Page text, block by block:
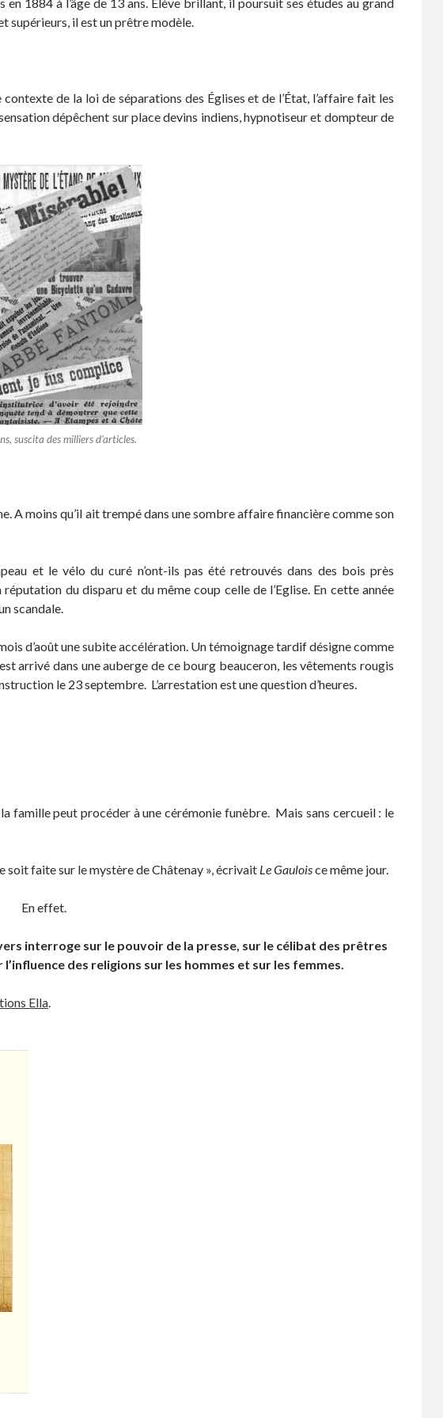
supérieurs, il est un prêtre modèle.
de la loi de séparations des Églises et de l’État, l’affaire fait les
dépêchent sur place devins indiens, hypnotiseur et dompteur de
suscita des milliers d’articles.
A moins qu’il ait trempé dans une sombre affaire financière comme son
et le vélo du curé n’ont-ils pas été retrouvés dans des bois près
réputation du disparu et du même coup celle de l’Eglise. En cette année
scandale.
d’août une subite accélération. Un témoignage tardif désigne comme
arrivé dans une auberge de ce bourg beauceron, les vêtements rougis
le 23 septembre. L’arrestation est une question d’heures.
famille peut procéder à une cérémonie funèbre. Mais sans cercueil : le
soit faite sur le mystère de Châtenay », écrivait Le Gauloisce même jour.
En effet.
interroge sur le pouvoir de la presse, sur le célibat des prêtres
des religions sur les hommes et sur les femmes.
Ella